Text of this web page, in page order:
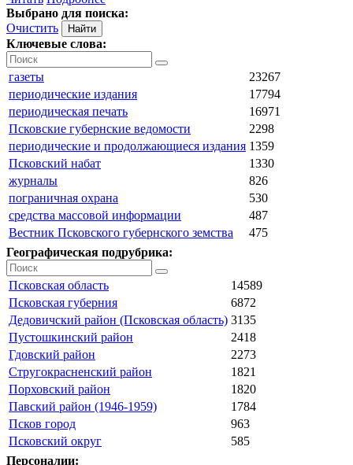
Выбрано для поиска:
Очистить
Ключевые слова:
газеты
23267
периодические издания
17794
периодическая печать
16971
Псковские губернские ведомости
2298
периодические и продолжающиеся издания 1359
Псковский набат
1330
журналы
826
пограничная охрана
530
средства массовой информации
487
Вестник Псковского губернского земства
475
Географическая подрубрика:
Псковская область
14589
Псковская губерния
6872
Дедовичский район (Псковская область) 3135
Пустошкинский район
2418
Гдовский район
2273
Стругокрасненский район
1821
Порховский район
1820
Павский район (1946-1959)
1784
Псков город
963
Псковский округ
585
Персоналии: